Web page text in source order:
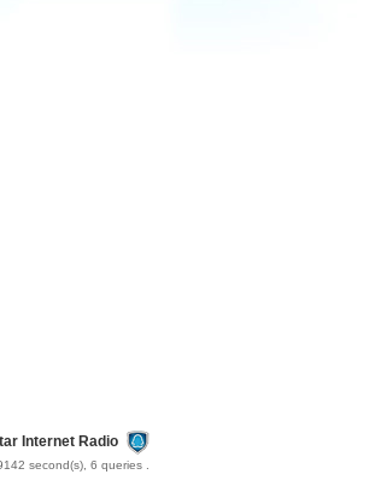
Internet Radio
second(s), 6 queries .